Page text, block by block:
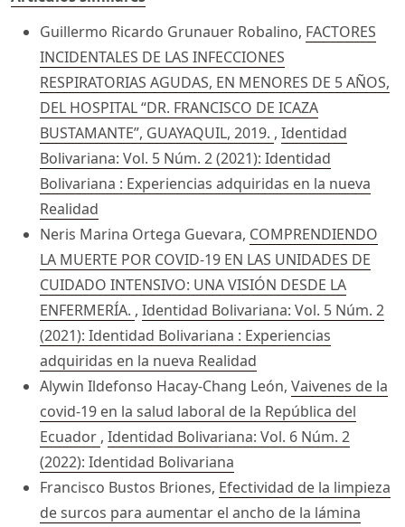
Guillermo Ricardo Grunauer Robalino, FACTORES
INCIDENTALES DE LAS INFECCIONES
RESPIRATORIAS AGUDAS, EN MENORES DE 5 AÑOS,
DEL HOSPITAL “DR. FRANCISCO DE ICAZA
BUSTAMANTE”, GUAYAQUIL, 2019. , Identidad
Bolivariana: Vol. 5 Núm. 2 (2021): Identidad
Bolivariana : Experiencias adquiridas en la nueva
Realidad
Neris Marina Ortega Guevara, COMPRENDIENDO
LA MUERTE POR COVID-19 EN LAS UNIDADES DE
CUIDADO INTENSIVO: UNA VISIÓN DESDE LA
ENFERMERÍA. , Identidad Bolivariana: Vol. 5 Núm. 2
(2021): Identidad Bolivariana : Experiencias
adquiridas en la nueva Realidad
Alywin Ildefonso Hacay-Chang León, Vaivenes de la
covid-19 en la salud laboral de la República del
Ecuador , Identidad Bolivariana: Vol. 6 Núm. 2
(2022): Identidad Bolivariana
Francisco Bustos Briones, Efectividad de la limpieza
de surcos para aumentar el ancho de la lámina